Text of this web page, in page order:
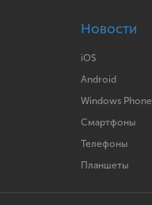
Новости
iOS
Android
Windows Phone
Смартфоны
Телефоны
Планшеты